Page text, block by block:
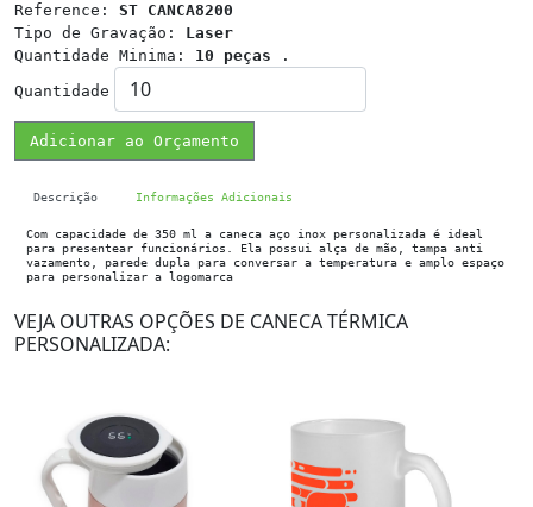
Reference: ST CANCA8200
Tipo de Gravação: Laser
Quantidade Minima: 10 peças .
Quantidade
Adicionar ao Orçamento
Descrição Informações Adicionais
Com capacidade de 350 ml a caneca aço inox personalizada é ideal
para presentear funcionários. Ela possui alça de mão, tampa anti
vazamento, parede dupla para conversar a temperatura e amplo espaço
para personalizar a logomarca
VEJA OUTRAS OPÇÕES DE CANECA TÉRMICA
PERSONALIZADA: